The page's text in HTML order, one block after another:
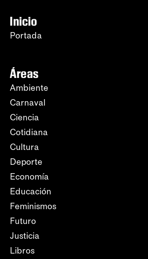
Inicio
Portada
Áreas
Ambiente
Carnaval
Ciencia
Cotidiana
Cultura
Deporte
Economía
Educación
Feminismos
Futuro
Justicia
Libros